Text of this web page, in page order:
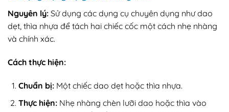
Nguyên lý: Sử dụng các dụng cụ chuyên dụng như dao
dẹt, thìa nhựa để tách hai chiếc cốc một cách nhẹ nhàng
và chính xác.
Cách thực hiện:
Chuẩn bị:Một chiếc dao dẹt hoặc thìa nhựa.
Thực hiện:Nhẹ nhàng chèn lưỡi dao hoặc thìa vào